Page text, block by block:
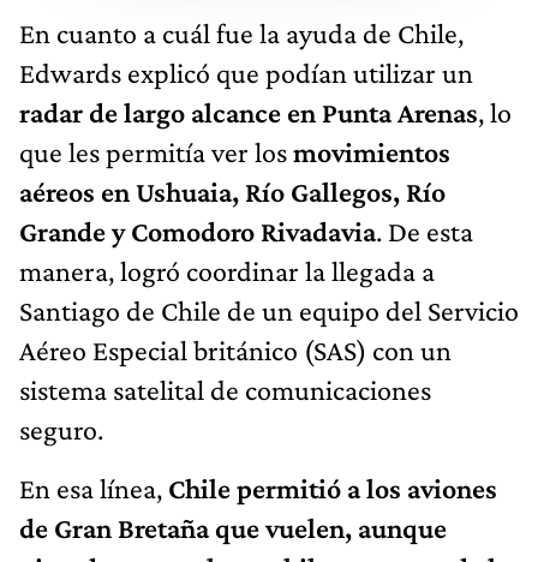
En cuanto a cuál fue la ayuda de Chile,
Edwards explicó que podían utilizar un
radar de largo alcance en Punta Arenas, lo
que les permitía ver losmovimientos
aéreos en Ushuaia, Río Gallegos, Río
Grande y Comodoro Rivadavia. De esta
manera, logró coordinar la llegada a
Santiago de Chile de un equipo del Servicio
Aéreo Especial británico (SAS) con un
sistema satelital de comunicaciones
seguro.
En esa línea, Chile permitió a los aviones
de Gran Bretaña que vuelen, aunque